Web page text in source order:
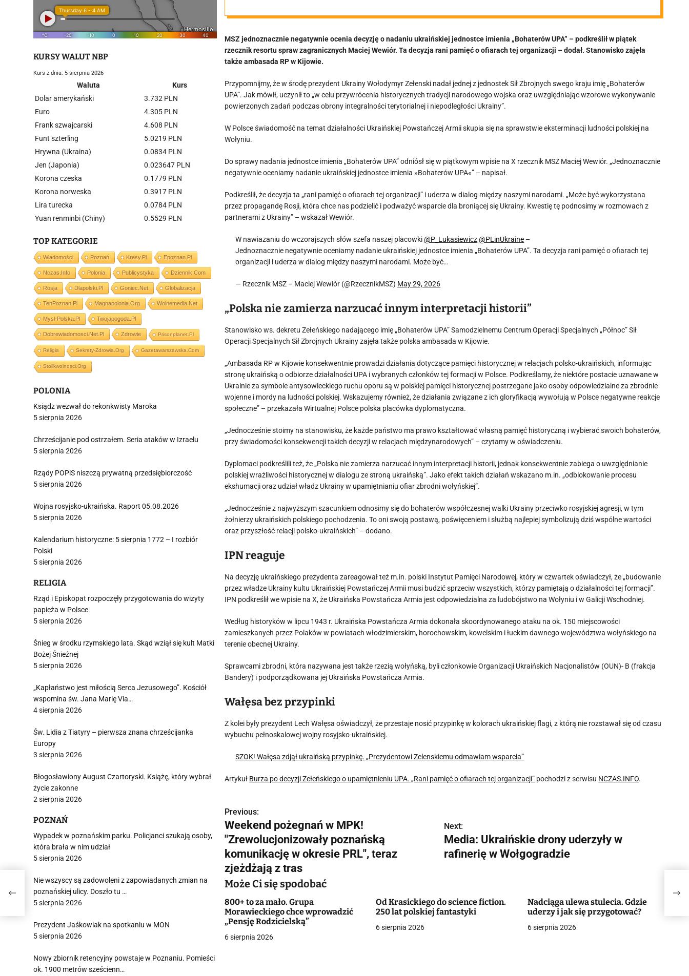
MSZ jednoznacznie negatywnie ocenia decyzję o nadaniu ukraińskiej jednostce imienia „Bohaterów UPA” – podkreślił w piątek
rzecznik resortu spraw zagranicznych Maciej Wewiór. Ta decyzja rani pamięć o ofiarach tej organizacji – dodał. Stanowisko zajęła
także ambasada RP w Kijowie.
Przypomnijmy, że w środę prezydent Ukrainy Wołodymyr Zełenski nadał jednej z jednostek Sił Zbrojnych swego kraju imię „Bohaterów
UPA”. Jak mówił, uczynił to „w celu przywrócenia historycznych tradycji narodowego wojska oraz uwzględniając wzorowe wykonywanie
powierzonych zadań podczas obrony integralności terytorialnej i niepodległości Ukrainy”.
W Polsce świadomość na temat działalności Ukraińskiej Powstańczej Armii skupia się na sprawstwie eksterminacji ludności polskiej na
Wołyniu.
Do sprawy nadania jednostce imienia „Bohaterów UPA” odniósł się w piątkowym wpisie na X rzecznik MSZ Maciej Wewiór. „Jednoznacznie
negatywnie oceniamy nadanie ukraińskiej jednostce imienia »Bohaterów UPA«” – napisał.
Podkreślił, że decyzja ta „rani pamięć o ofiarach tej organizacji” i uderza w dialog między naszymi narodami. „Może być wykorzystana
przez propagandę Rosji, która chce nas podzielić i podważyć wsparcie dla broniącej się Ukrainy. Kwestię tę podnosimy w rozmowach z
partnerami z Ukrainy” – wskazał Wewiór.
W nawiazaniu do wczorajszych słów szefa naszej placowki@P_Lukasiewicz @PLinUkraine –
Jednoznacznie negatywnie oceniamy nadanie ukraińskiej jednostce imienia „Bohaterów UPA”. Ta decyzja rani pamięć o ofiarach tej
organizacji i uderza w dialog między naszymi narodami. Może być…
— Rzecznik MSZ – Maciej Wewiór (@RzecznikMSZ) May 29, 2026
„Polska nie zamierza narzucać innym interpretacji historii”
Stanowisko ws. dekretu Zełeńskiego nadającego imię „Bohaterów UPA” Samodzielnemu Centrum Operacji Specjalnych „Północ” Sił
Operacji Specjalnych Sił Zbrojnych Ukrainy zajęła także polska ambasada w Kijowie.
„Ambasada RP w Kijowie konsekwentnie prowadzi działania dotyczące pamięci historycznej w relacjach polsko-ukraińskich, informując
stronę ukraińską o odbiorze działalności UPA i wybranych członków tej formacji w Polsce. Podkreślamy, że niektóre postacie uznawane w
Ukrainie za symbole antysowieckiego ruchu oporu są w polskiej pamięci historycznej postrzegane jako osoby odpowiedzialne za zbrodnie
wojenne i mordy na ludności polskiej. Wskazujemy również, że działania związane z ich gloryfikacją wywołują w Polsce negatywne reakcje
społeczne” – przekazała Wirtualnej Polsce polska placówka dyplomatyczna.
„Jednocześnie stoimy na stanowisku, że każde państwo ma prawo kształtować własną pamięć historyczną i wybierać swoich bohaterów,
przy świadomości konsekwencji takich decyzji w relacjach międzynarodowych” – czytamy w oświadczeniu.
Dyplomaci podkreślili też, że „Polska nie zamierza narzucać innym interpretacji historii, jednak konsekwentnie zabiega o uwzględnianie
polskiej wrażliwości historycznej w dialogu ze stroną ukraińską”. Jako efekt takich działań wskazano m.in. „odblokowanie procesu
ekshumacji oraz udział władz Ukrainy w upamiętnianiu ofiar zbrodni wołyńskiej”.
„Jednocześnie z najwyższym szacunkiem odnosimy się do bohaterów współczesnej walki Ukrainy przeciwko rosyjskiej agresji, w tym
żołnierzy ukraińskich polskiego pochodzenia. To oni swoją postawą, poświęceniem i służbą najlepiej symbolizują dziś wspólne wartości
oraz przyszłość relacji polsko-ukraińskich” – dodano.
IPN reaguje
Na decyzję ukraińskiego prezydenta zareagował też m.in. polski Instytut Pamięci Narodowej, który w czwartek oświadczył, że „budowanie
przez władze Ukrainy kultu Ukraińskiej Powstańczej Armii musi budzić sprzeciw wszystkich, którzy pamiętają o działalności tej formacji”.
IPN podkreślił we wpisie na X, że Ukraińska Powstańcza Armia jest odpowiedzialna za ludobójstwo na Wołyniu i w Galicji Wschodniej.
Według historyków w lipcu 1943 r. Ukraińska Powstańcza Armia dokonała skoordynowanego ataku na ok. 150 miejscowości
zamieszkanych przez Polaków w powiatach włodzimierskim, horochowskim, kowelskim i łuckim dawnego województwa wołyńskiego na
terenie obecnej Ukrainy.
Sprawcami zbrodni, która nazywana jest także rzezią wołyńską, byli członkowie Organizacji Ukraińskich Nacjonalistów (OUN)- B (frakcja
Bandery) i podporządkowana jej Ukraińska Powstańcza Armia.
Wałęsa bez przypinki
Z kolei były prezydent Lech Wałęsa oświadczył, że przestaje nosić przypinkę w kolorach ukraińskiej flagi, z którą nie rozstawał się od czasu
wybuchu pełnoskalowej wojny rosyjsko-ukraińskiej.
SZOK! Wałęsa zdjął ukraińską przypinkę. „Prezydentowi Zelenskiemu odmawiam wsparcia”
Artykuł Burza po decyzji Zełeńskiego o upamiętnieniu UPA. „Rani pamięć o ofiarach tej organizacji” pochodzi z serwisu NCZAS.INFO.
N
a
w
i
a
c
Previous:
Weekend pożegnań w MPK!
"Zrewolucjonizowały poznańską
komunikację w okresie PRL", teraz
zjeżdżają z tras
Next:
Media: Ukraińskie drony uderzyły w
rafinerię w Wołgogradzie
Może Ci się spodobać
800+ to za mało. Grupa
Morawieckiego chce wprowadzić
„Pensję Rodzicielską”
6 sierpnia 2026
Od Krasickiego do science fiction.
250 lat polskiej fantastyki
6 sierpnia 2026
Nadciąga ulewa stulecia. Gdzie
uderzy i jak się przygotować?
6 sierpnia 2026
KURSY WALUT NBP
Kurs z dnia: 5 sierpnia 2026
Waluta
Kurs
Dolar amerykański
3.732 PLN
Euro
4.305 PLN
Frank szwajcarski
4.608 PLN
Funt szterling
5.0219 PLN
Hrywna (Ukraina)
0.0834 PLN
Jen (Japonia)
0.023647 PLN
Korona czeska
0.1779 PLN
Korona norweska
0.3917 PLN
Lira turecka
0.0784 PLN
Yuan renminbi (Chiny)
0.5529 PLN
TOP KATEGORIE
Wiadomości Poznań Kresy.pl Epoznan.pl
Nczas.info Polonia Publicystyka Dziennik.com
Rosja Dlapolski.pl Goniec.net Globalizacja
TenPoznan.pl Magnapolonia.org Wolnemedia.net
Mysl-Polska.pl Twojapogoda.pl
Dobrewiadomosci.net.pl Zdrowie Prisonplanet.pl
Religia Sekrety-Zdrowia.org Gazetawarszawska.com
Stolikwolnosci.org
POLONIA
Ksiądz wezwał do rekonkwisty Maroka
5 sierpnia 2026
Chrześcijanie pod ostrzałem. Seria ataków w Izraelu
5 sierpnia 2026
Rządy POPiS niszczą prywatną przedsiębiorczość
5 sierpnia 2026
Wojna rosyjsko-ukraińska. Raport 05.08.2026
5 sierpnia 2026
Kalendarium historyczne: 5 sierpnia 1772 – I rozbiór
Polski
5 sierpnia 2026
RELIGIA
Rząd i Episkopat rozpoczęły przygotowania do wizyty
papieża w Polsce
5 sierpnia 2026
Śnieg w środku rzymskiego lata. Skąd wziął się kult Matki
Bożej Śnieżnej
5 sierpnia 2026
„Kapłaństwo jest miłością Serca Jezusowego”. Kościół
wspomina św. Jana Marię Via…
4 sierpnia 2026
Św. Lidia z Tiatyry – pierwsza znana chrześcijanka
Europy
3 sierpnia 2026
Błogosławiony August Czartoryski. Książę, który wybrał
życie zakonne
2 sierpnia 2026
POZNAŃ
Wypadek w poznańskim parku. Policjanci szukają osoby,
która brała w nim udział
5 sierpnia 2026
Nie wszyscy są zadowoleni z zapowiadanych zmian na
poznańskiej ulicy. Doszło tu …
5 sierpnia 2026
Prezydent Jaśkowiak na spotkaniu w MON
5 sierpnia 2026
Nowy zbiornik retencyjny powstaje w Poznaniu. Pomieści
ok. 1900 metrów sześcienn…